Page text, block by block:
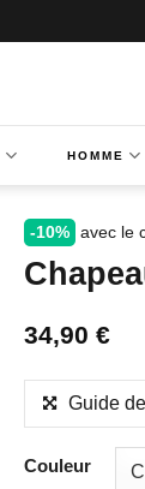
HOMME
-10% avec le
34,90 €
Guide
Couleur